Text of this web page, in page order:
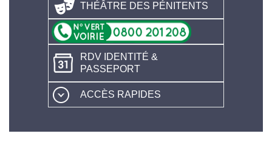
THÉÂTRE DES PÉNITENTS
RDV IDENTITÉ &
PASSEPORT
ACCÈS RAPIDES